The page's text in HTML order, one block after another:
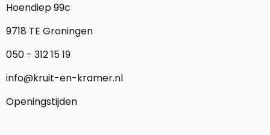
Hoendiep 99c
9718 TE Groningen
050 - 312 15 19
info@kruit-en-kramer.nl
Openingstijden